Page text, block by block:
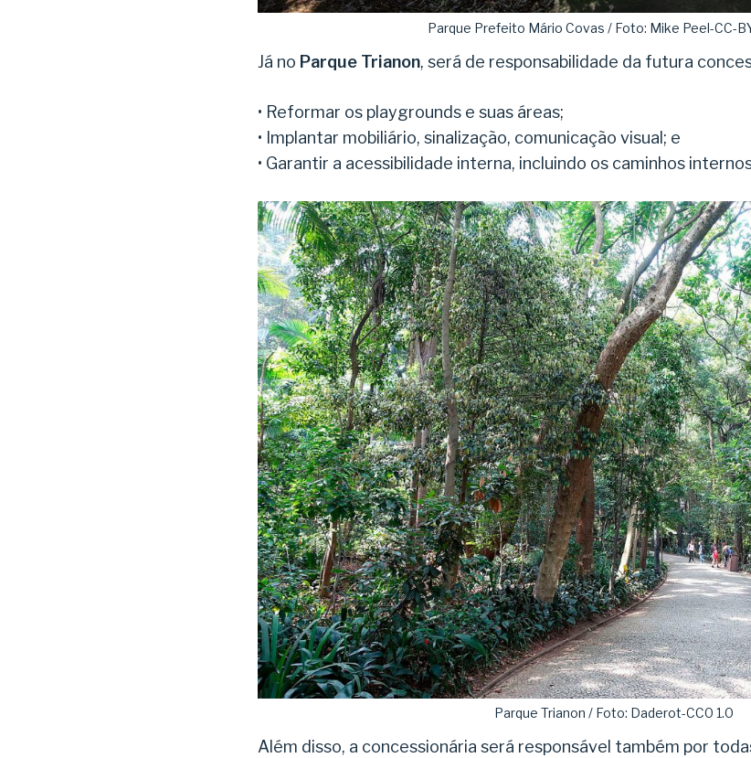
Parque Prefeito Mário Covas / Foto: Mike Peel-CC-
Já no Parque Trianon, será de responsabilidade da futura
• Reformar os playgrounds e suas áreas;
• Implantar mobiliário, sinalização, comunicação visual; e
• Garantir a acessibilidade interna, incluindo os caminhos
Parque Trianon / Foto: Daderot-CC0 1.0
Além disso, a concessionária será responsável também por